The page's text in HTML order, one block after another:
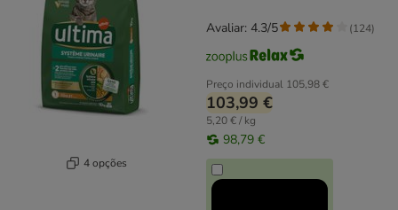
4 opções
Preço individual 105,98 €
103,99 €
5,20 € / kg
98,79 €
Avaliar: 4.3/5 (124)